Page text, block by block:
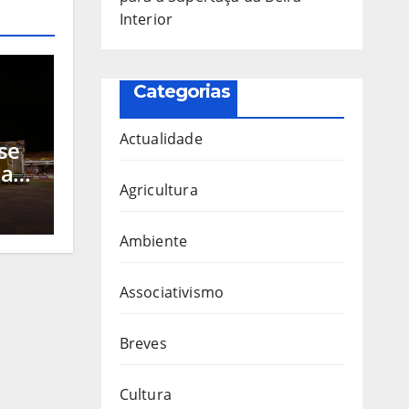
a
Interior
Categorias
Actualidade
Agricultura
Ambiente
Associativismo
Breves
Cultura